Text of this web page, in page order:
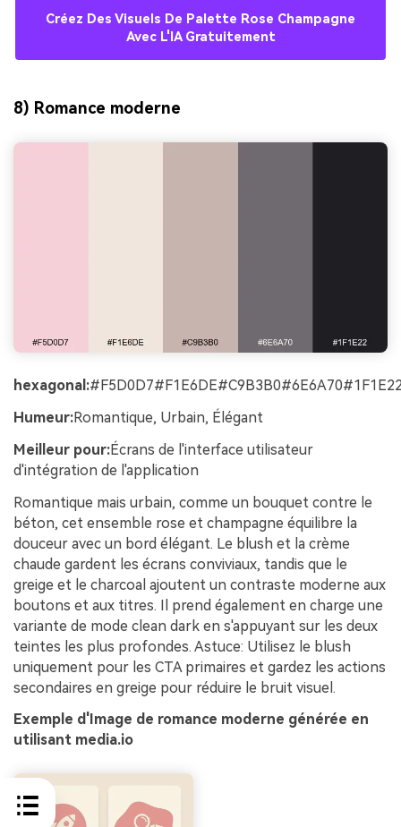
Créez Des Visuels De Palette Rose Champagne
Avec L'IA Gratuitement
8) Romance moderne
hexagonal:
Humeur:Romantique, Urbain, Élégant
Meilleur pour:Écrans de l'interface utilisateur
d'intégration de l'application
Romantique mais urbain, comme un bouquet contre le
béton, cet ensemble rose et champagne équilibre la
douceur avec un bord élégant. Le blush et la crème
chaude gardent les écrans conviviaux, tandis que le
greige et le charcoal ajoutent un contraste moderne aux
boutons et aux titres. Il prend également en charge une
variante de mode clean dark en s'appuyant sur les deux
teintes les plus profondes. Astuce: Utilisez le blush
uniquement pour les CTA primaires et gardez les actions
secondaires en greige pour réduire le bruit visuel.
Exemple d'Image de romance moderne générée en
utilisant media.io